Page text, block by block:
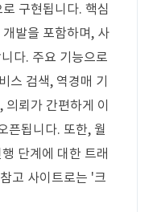
구현됩니다. 핵심
발을 포함하며, 사
다. 주요 기능으로
스 검색, 역경매 기
뢰가 간편하게 이
픈됩니다. 또한, 월
단계에 대한 트래
고 사이트로는 '크